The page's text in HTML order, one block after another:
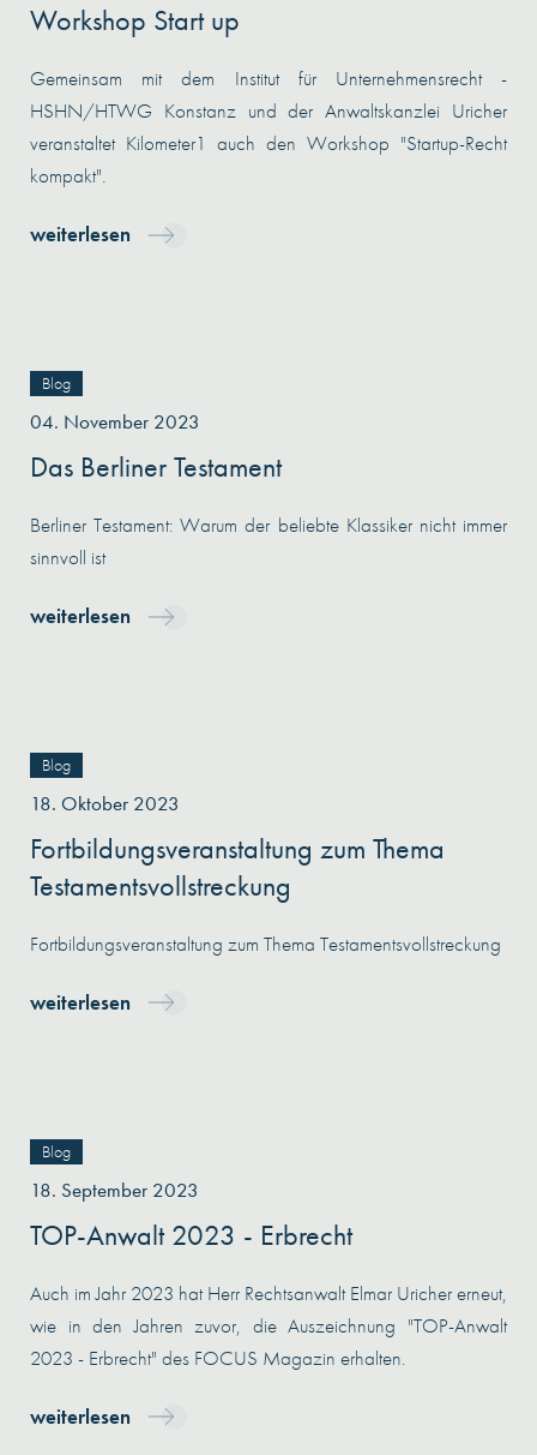
Workshop Start up
Gemeinsam mit dem Institut für Unternehmensrecht -
HSHN/HTWG Konstanz und der Anwaltskanzlei Uricher
veranstaltet Kilometer1 auch den Workshop "Startup-Recht
kompakt".
weiterlesen
Blog
04. November 2023
Das Berliner Testament
Berliner Testament: Warum der beliebte Klassiker nicht immer
sinnvoll ist
weiterlesen
Blog
18. Oktober 2023
Fortbildungsveranstaltung zum Thema
Testamentsvollstreckung
Fortbildungsveranstaltung zum Thema Testamentsvollstreckung
weiterlesen
Blog
18. September 2023
TOP-Anwalt 2023 - Erbrecht
Auch im Jahr 2023 hat Herr Rechtsanwalt Elmar Uricher erneut,
wie in den Jahren zuvor, die Auszeichnung "TOP-Anwalt
2023 - Erbrecht" des FOCUS Magazin erhalten.
weiterlesen